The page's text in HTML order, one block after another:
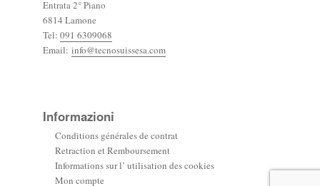
Entrata 2° Piano
6814 Lamone
Tel:091 6309068
Email:info@tecnosuissesa.com
Informazioni
Conditions générales de contrat
Retraction et Remboursement
Informations sur l’ utilisation des cookies
Mon compte